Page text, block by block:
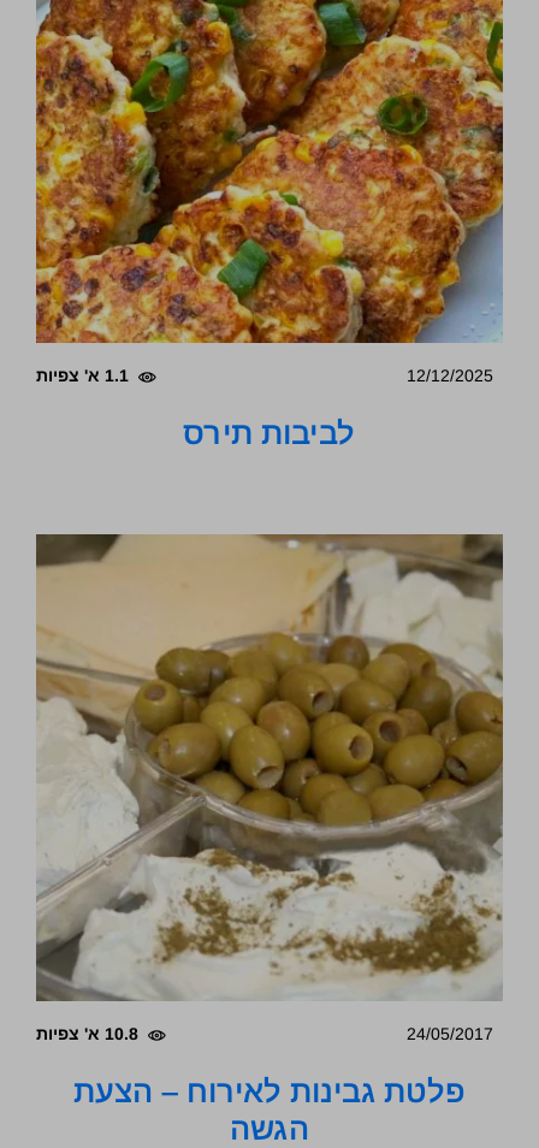
12/12/2025 1.1 א' צפיות
לביבות תירס
24/05/2017 10.8 א' צפיות
פלטת גבינות לאירוח – הצעת
הגשה